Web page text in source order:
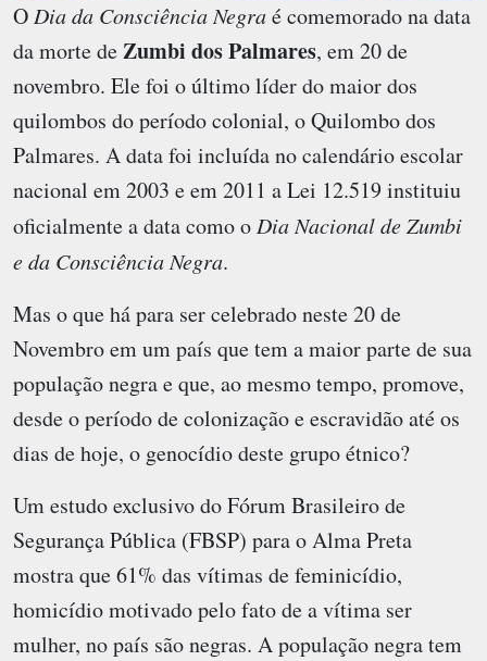
ODia da Consciência Negraé comemorado na data
da morte deZumbi dos Palmares, em 20 de
novembro. Ele foi o último líder do maior dos
quilombos do período colonial, o Quilombo dos
Palmares. A data foi incluída no calendário escolar
nacional em 2003 e em 2011 a Lei 12.519 instituiu
oficialmente a data como oDia Nacional de Zumbi
e da Consciência Negra.
Mas o que há para ser celebrado neste 20 de
Novembro em um país que tem a maior parte de sua
população negra e que, ao mesmo tempo, promove,
desde o período de colonização e escravidão até os
dias de hoje, o genocídio deste grupo étnico?
Um estudo exclusivo do Fórum Brasileiro de
Segurança Pública (FBSP) para o Alma Preta
mostra que 61% das vítimas de feminicídio,
homicídio motivado pelo fato de a vítima ser
mulher, no país são negras. A população negra tem